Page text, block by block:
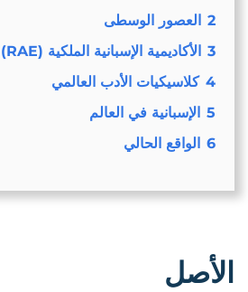
2
العصور الوسطى
3
الأكاديمية الإسبانية الملكية (RAE)
4 كلاسيكيات الأدب العالمي
5
الإسبانية في العالم
6
الواقع الحالي
الأصل